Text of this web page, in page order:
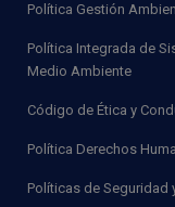
Política Gestión
Política Integrada de
Medio Ambiente
Código de Ética y
Política Derechos
Políticas de Seguridad